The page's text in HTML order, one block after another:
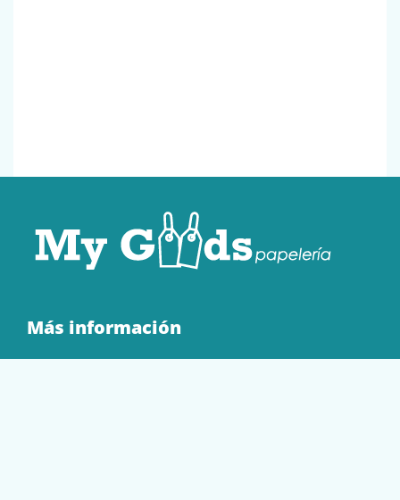
Más información